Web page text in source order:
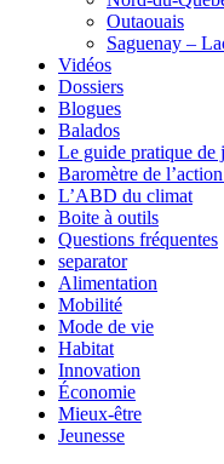
Outaouais
Saguenay –
Vidéos
Dossiers
Blogues
Balados
Le guide pratique de
Baromètre de
L’ABD du climat
Boite à outils
Questions fréquentes
separator
Alimentation
Mobilité
Mode de vie
Habitat
Innovation
Économie
Mieux-être
Jeunesse